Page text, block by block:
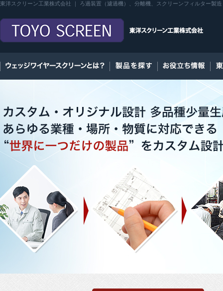
東洋スクリーン工業株式会社 ｜ ろ過装置（濾過機）、分離機、スクリーンフィルター製